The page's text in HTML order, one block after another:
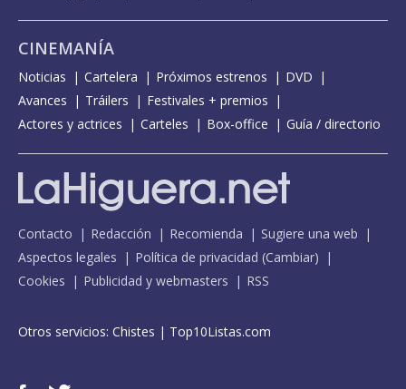
CINEMANÍA
Noticias Cartelera Próximos estrenos
DVD
Avances
Tráilers
Festivales + premios
Actores y actrices
Carteles Box-office Guía / directorio
Contacto Redacción Recomienda
Sugiere una web
Aspectos legales
Política de privacidad (Cambiar)
Cookies
Publicidad y webmasters RSS
Otros servicios: Chistes | Top10Listas.com